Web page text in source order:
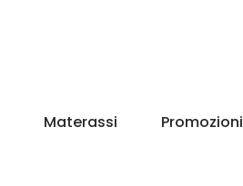
Materassi Promozioni